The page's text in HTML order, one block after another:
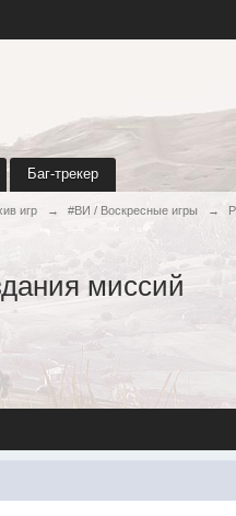
Баг-трекер
игр → #ВИ / Воскресные игры →
миссий